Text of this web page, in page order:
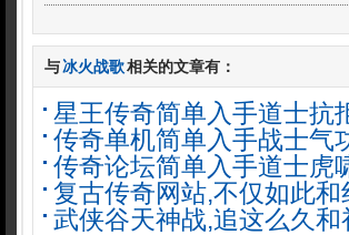
与冰火战歌相关的文章有：
星王传奇简单入手道士抗
传奇单机简单入手战士气
传奇论坛简单入手道士虎
复古传奇网站,不仅如此
武侠谷天神战,追这么久